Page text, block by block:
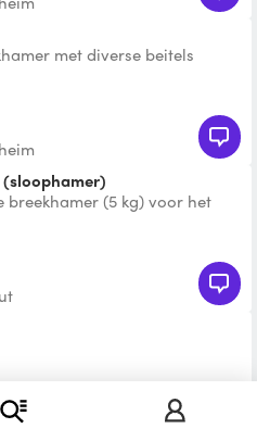
met diverse beitels
(sloophamer)
breekhamer (5 kg) voor het
m